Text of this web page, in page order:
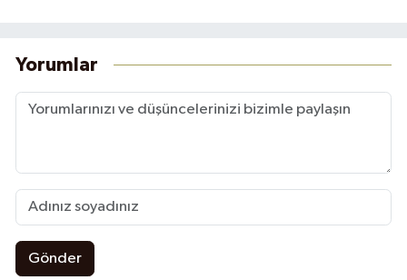
Yorumlar
Gönder